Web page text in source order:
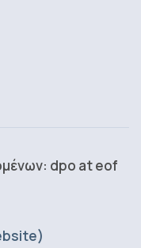
dpo at eof